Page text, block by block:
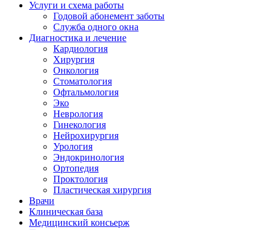
Услуги и схема работы
Годовой абонемент заботы
Служба одного окна
Диагностика и лечение
Кардиология
Хирургия
Онкология
Стоматология
Офтальмология
Эко
Неврология
Гинекология
Нейрохирургия
Урология
Эндокринология
Ортопедия
Проктология
Пластическая хирургия
Врачи
Клиническая база
Медицинский консьерж